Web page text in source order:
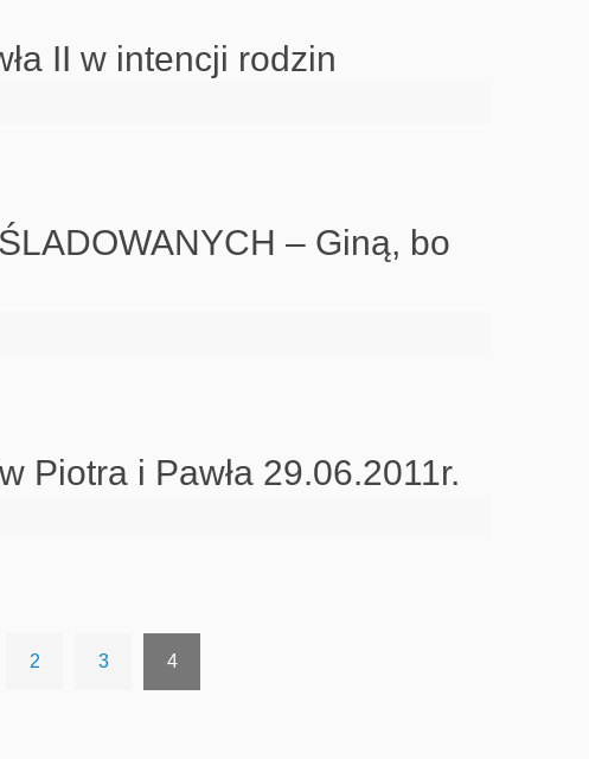
II w intencji rodzin
– Giną, bo
Piotra i Pawła 29.06.2011r.
2 3 4